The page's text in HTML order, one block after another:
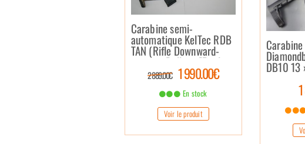
Carabine semi-
automatique KelTec RDB
TAN (Rifle Downward-
ejecting Bullpup [Fusil
Bullpup à Ejection par le
bas]) – .223 Rem.
2 889.00€ 1 990.00€
En stock
Voir le produit
DB10